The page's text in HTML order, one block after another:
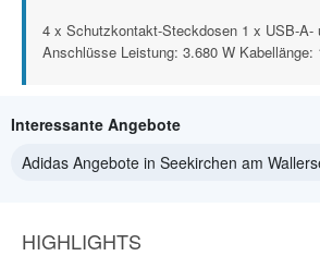
4 x Schutzkontakt-Steckdosen 1 x USB-A-
Anschlüsse Leistung: 3.680 W Kabellänge:
Interessante Angebote
Adidas Angebote in Seekirchen am
HIGHLIGHTS